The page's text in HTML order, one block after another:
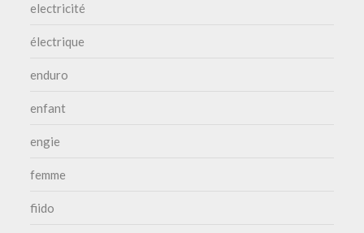
electricité
électrique
enduro
enfant
engie
femme
fiido